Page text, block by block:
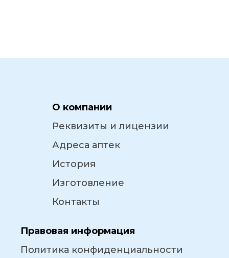
О компании
Реквизиты и лицензии
Адреса аптек
История
Изготовление
Контакты
Правовая информация
Политика конфиденциальности